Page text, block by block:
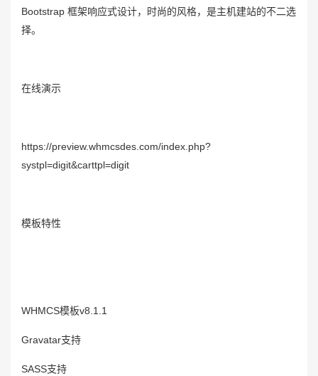
Bootstrap 框架响应式设计，时尚的风格，是主机建站的不二选
择。
在线演示
https://preview.whmcsdes.com/index.php?
systpl=digit&carttpl=digit
模板特性
WHMCS模板v8.1.1
Gravatar支持
SASS支持